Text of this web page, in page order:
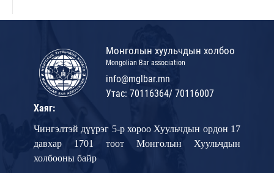
Монголын хуульчдын холбоо
Mongolian Bar association
info@mglbar.mn
Утас: 70116364/ 70116007
Хаяг:
Чингэлтэй дүүрэг 5-р хороо Хуульчдын ордон 17
давхар 1701 тоот Монголын Хуульчдын
холбооны байр